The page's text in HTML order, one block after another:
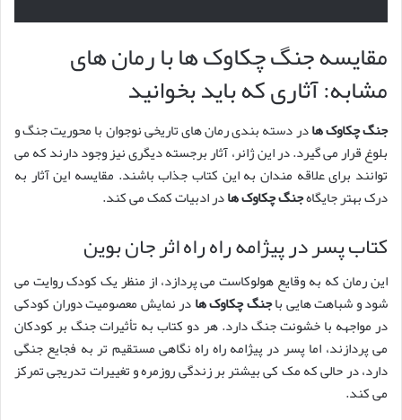
مقایسه جنگ چکاوک ها با رمان های
مشابه: آثاری که باید بخوانید
جنگ چکاوک هادر دسته بندی رمان های تاریخی نوجوان با محوریت جنگ و
بلوغ قرار می گیرد. در این ژانر، آثار برجسته دیگری نیز وجود دارند که می
توانند برای علاقه مندان به این کتاب جذاب باشند. مقایسه این آثار به
درک بهتر جایگاهجنگ چکاوک هادر ادبیات کمک می کند.
کتاب پسر در پیژامه راه راه اثر جان بوین
این رمان که به وقایع هولوکاست می پردازد، از منظر یک کودک روایت می
شود و شباهت هایی باجنگ چکاوک هادر نمایش معصومیت دوران کودکی
در مواجهه با خشونت جنگ دارد. هر دو کتاب به تأثیرات جنگ بر کودکان
می پردازند، اما پسر در پیژامه راه راه نگاهی مستقیم تر به فجایع جنگی
دارد، در حالی که مک کی بیشتر بر زندگی روزمره و تغییرات تدریجی تمرکز
می کند.